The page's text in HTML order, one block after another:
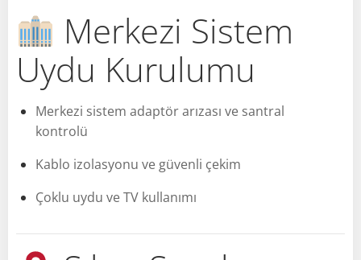
Merkezi Sistem
Uydu Kurulumu
Merkezi sistem adaptör arızası ve santral
kontrolü
Kablo izolasyonu ve güvenli çekim
Çoklu uydu ve TV kullanımı